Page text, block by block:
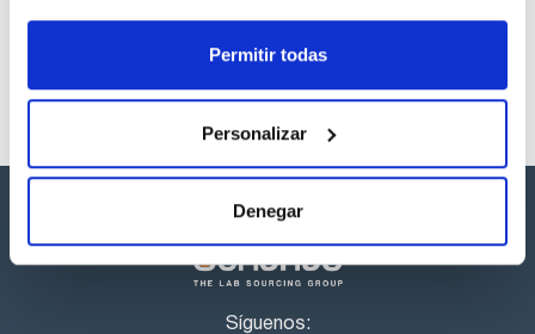
Permitir todas
Personalizar
Denegar
Síguenos: